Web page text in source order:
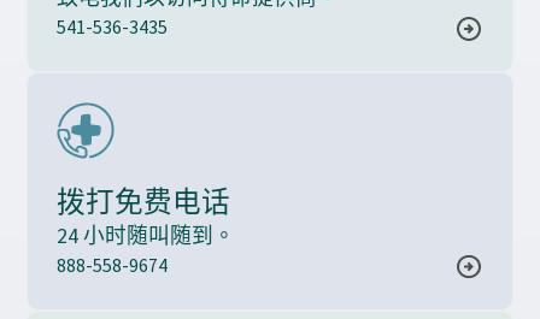
541-536-3435
拨打免费电话
24 小时随叫随到。
888-558-9674